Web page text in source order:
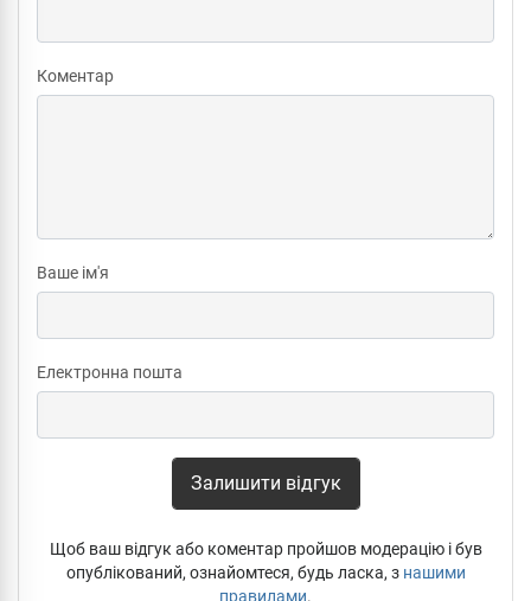
Коментар
Ваше ім'я
Електронна пошта
Залишити відгук
Щоб ваш відгук або коментар пройшов модерацію і був
опублікований, ознайомтеся, будь ласка, з нашими
правилами.